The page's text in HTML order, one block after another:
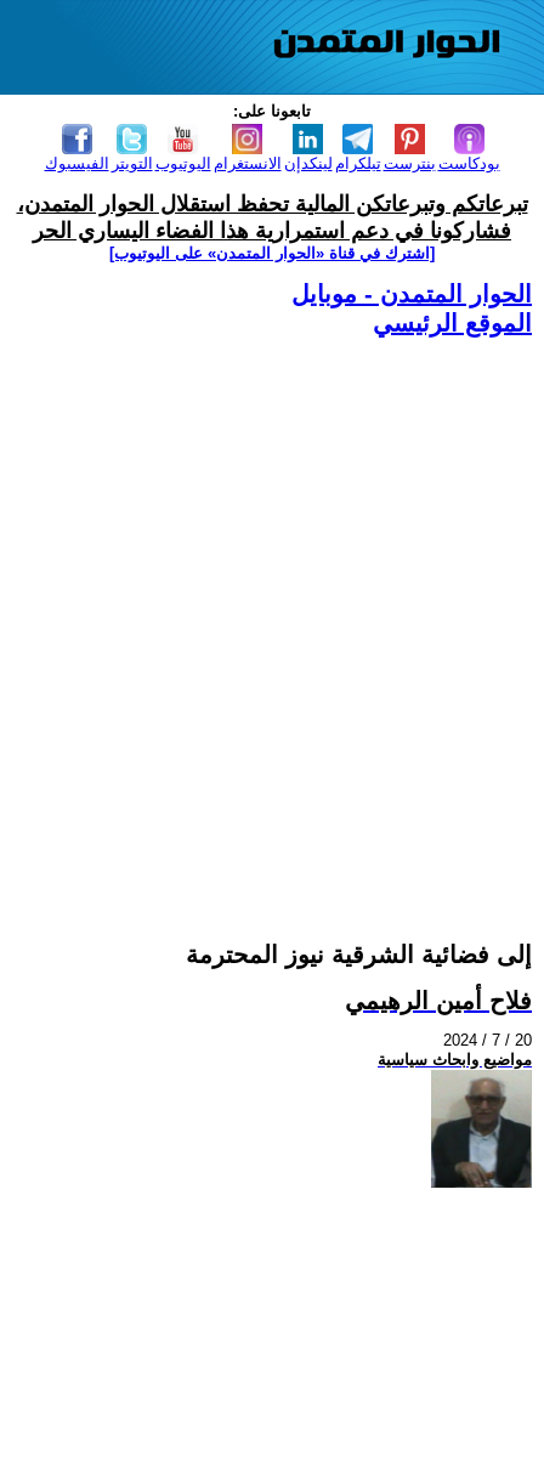
تابعونا على:
الفيسبوك التويتر اليوتيوب الانستغرام لينكدإن تيلكرامبنترست بودكاست
تبرعاتكم وتبرعاتكن المالية تحفظ استقلال الحوار المتمدن،
فشاركونا في دعم استمرارية هذا الفضاء اليساري الحر
[اشترك في قناة ‫«الحوار المتمدن» على اليوتيوب]
الحوار المتمدن - موبايل
الموقع الرئيسي
إلى فضائية الشرقية نيوز المحترمة
فلاح أمين الرهيمي
2024 / 7 / 20
مواضيع وابحاث سياسية